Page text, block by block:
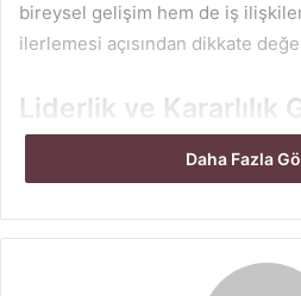
bireysel gelişim hem de iş
ilerlemesi açısından dikkate
Liderlik ve Kararlılık
Koç, Aslan ve Oğlak burçları iş
ile öne çıkar.
yapısıyla iş hayatında hızlı
Daha Fazla